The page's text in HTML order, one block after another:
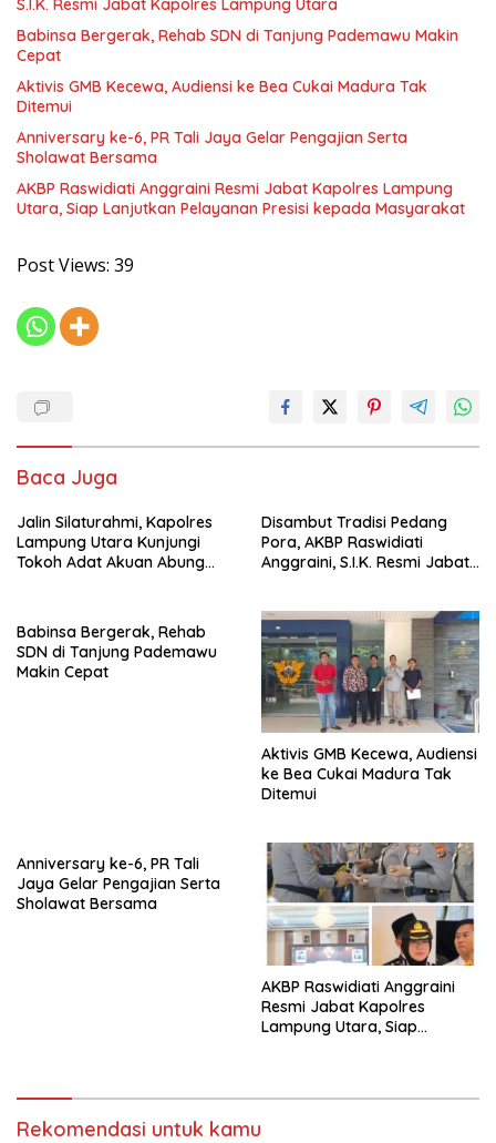
S.I.K. Resmi Jabat Kapolres Lampung Utara
Babinsa Bergerak, Rehab SDN di Tanjung Pademawu Makin
Cepat
Aktivis GMB Kecewa, Audiensi ke Bea Cukai Madura Tak
Ditemui
Anniversary ke-6, PR Tali Jaya Gelar Pengajian Serta
Sholawat Bersama
AKBP Raswidiati Anggraini Resmi Jabat Kapolres Lampung
Utara, Siap Lanjutkan Pelayanan Presisi kepada Masyarakat
Post Views: 39
Baca Juga
Jalin Silaturahmi, Kapolres
Lampung Utara Kunjungi
Tokoh Adat Akuan Abung
Disambut Tradisi Pedang
Pora, AKBP Raswidiati
Anggraini, S.I.K. Resmi Jabat
Babinsa Bergerak, Rehab
SDN di Tanjung Pademawu
Makin Cepat
Aktivis GMB Kecewa, Audiensi
ke Bea Cukai Madura Tak
Ditemui
Anniversary ke-6, PR Tali
Jaya Gelar Pengajian Serta
Sholawat Bersama
AKBP Raswidiati Anggraini
Resmi Jabat Kapolres
Lampung Utara, Siap
Rekomendasi untuk kamu